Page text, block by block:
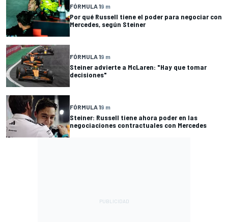
FÓRMULA 19 m
Por qué Russell tiene el poder para negociar con
Mercedes, según Steiner
FÓRMULA 19 m
Steiner advierte a McLaren: "Hay que tomar
decisiones"
FÓRMULA 19 m
Steiner: Russell tiene ahora poder en las
negociaciones contractuales con Mercedes